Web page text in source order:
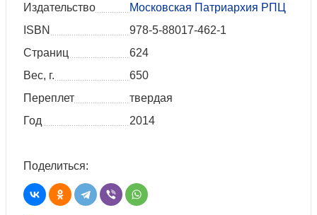
Издательство
Московская Патриархия РПЦ
ISBN
978-5-88017-462-1
Страниц
624
Вес, г.
650
Переплет
твердая
Год
2014
Поделиться: